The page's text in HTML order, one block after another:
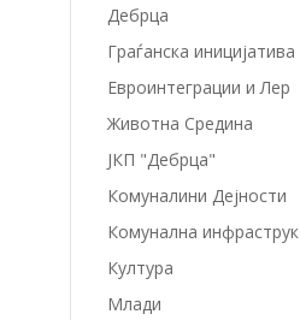
Дебрца
Граѓанска иницијатива
Евроинтеграции и Лер
Животна Средина
ЈКП "Дебрца"
Комуналини Дејности
Комунална
Култура
Млади